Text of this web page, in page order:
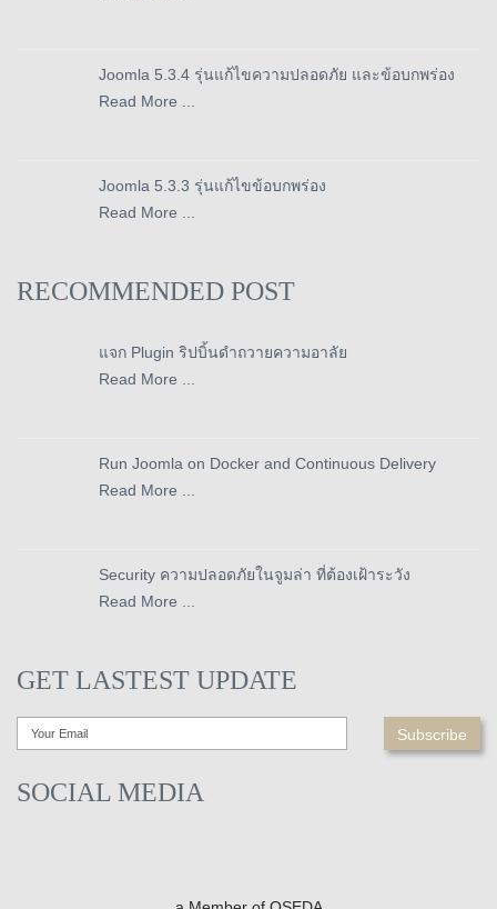
Joomla 5.3.4 รุ่นแก้ไขความปลอดภัย และข้อบกพร่อง
Read More ...
Joomla 5.3.3 รุ่นแก้ไขข้อบกพร่อง
Read More ...
RECOMMENDED POST
แจก Plugin ริปบิ้นดำถวายความอาลัย
Read More ...
Run Joomla on Docker and Continuous Delivery
Read More ...
Security ความปลอดภัยในจูมล่า ที่ต้องเฝ้าระวัง
Read More ...
GET LASTEST UPDATE
SOCIAL MEDIA